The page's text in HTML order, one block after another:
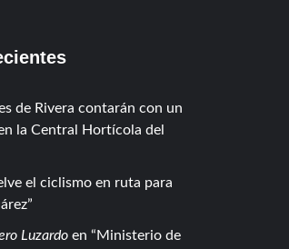
de Rivera contarán con un
la Central Hortícola del
el ciclismo en ruta para
Luzardoen
Ministerio de